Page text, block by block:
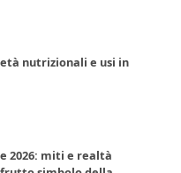
nutrizionali e usi in
2026: miti e realtà